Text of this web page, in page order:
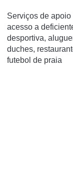
Serviços de
acesso a
desportiva,
duches,
futebol de praia